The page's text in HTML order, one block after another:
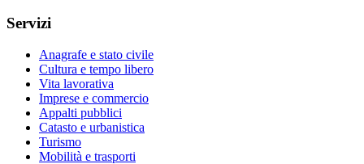
Servizi
Anagrafe e stato civile
Cultura e tempo libero
Vita lavorativa
Imprese e commercio
Appalti pubblici
Catasto e urbanistica
Turismo
Mobilità e trasporti